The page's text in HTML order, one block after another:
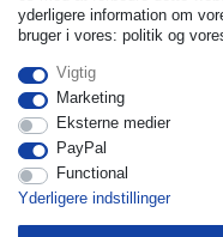
yderligere information om
bruger i vores: politik og
Vigtig
Marketing
Eksterne medier
PayPal
Functional
Yderligere indstillinger